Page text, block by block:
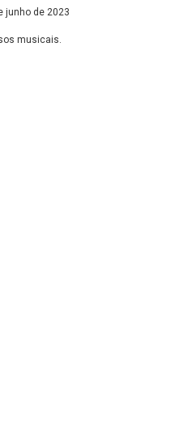
junho de 2023
musicais.